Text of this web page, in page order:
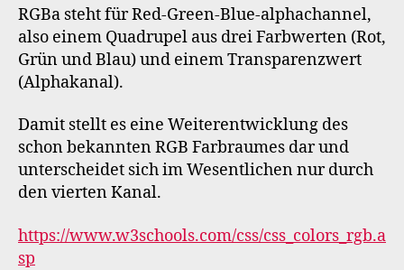
RGB
und
RGBa steht für Red-Green-Blue-alphachannel,
also einem Quadrupel aus drei Farbwerten (Rot,
Grün und Blau) und einem Transparenzwert
(Alphakanal).
Damit stellt es eine Weiterentwicklung des
schon bekannten RGB Farbraumes dar und
unterscheidet sich im Wesentlichen nur durch
den vierten Kanal.
https://www.w3schools.com/css/css_colors_rgb.a
sp